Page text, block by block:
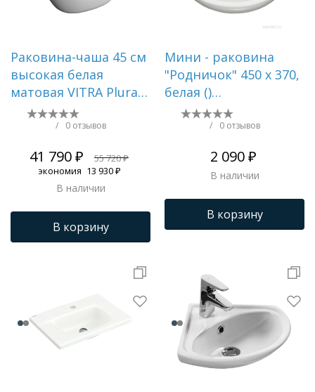
Раковина-чаша 45 см
высокая белая
матовая VITRA Plural
7811B401-0016
/ 0 отзывов
41 790 ₽
55 720 ₽
экономия 13 930 ₽
В наличии
В корзину
Мини - раковина
"Родничок" 450 х 370,
белая ()
1.3131.0.S00.10B.0
/ 0 отзывов
2 090 ₽
В наличии
В корзину